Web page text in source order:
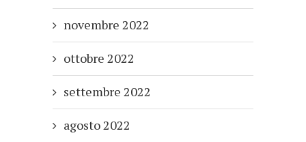
novembre 2022
ottobre 2022
settembre 2022
agosto 2022